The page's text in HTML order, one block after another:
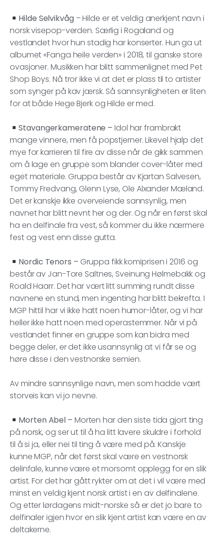
Hilde Selvikvåg– Hilde er et veldig anerkjent navn i
norsk visepop-verden. Særlig i Rogaland og
vestlandet hvor hun stadig har konserter. Hun ga ut
albumet «Fanga heile verden» i 2018, til ganske store
ovasjoner. Musikken har blitt sammenlignet med Pet
Shop Boys. Nå tror ikke vi at det er plass til to artister
som synger på kav jærsk. Så sannsynligheten er liten
for at både Hege Bjerk og Hilde er med.
Stavangerkameratene –Idol har frambrakt
mange vinnere, men få popstjerner. Likevel hjalp det
mye for karrieren til fire av disse når de gikk sammen
om å lage en gruppe som blander cover-låter med
eget materiale. Gruppa består av Kjartan Salvesen,
Tommy Fredvang, Glenn Lyse, Ole Alxander Mæland.
Det er kanskje ikke overveiende sannsynlig, men
navnet har blitt nevnt her og der. Og når en først skal
ha en delfinale fra vest, så kommer du ikke nærmere
fest og vest enn disse gutta.
Nordic Tenors – Gruppa fikk komiprisen i 2016 og
består av Jan-Tore Saltnes, Sveinung Hølmebakk og
Roald Haarr. Det har vært litt summing rundt disse
navnene en stund, men ingenting har blitt bekrefta. I
MGP hittil har vi ikke hatt noen humor-låter, og vi har
heller ikke hatt noen med operastemmer. Når vi på
vestlandet finner en gruppe som kan bidra med
begge deler, er det ikke usannsynlig at vi får se og
høre disse i den vestnorske semien.
Av mindre sannsynlige navn, men som hadde vært
storveis kan vi jo nevne.
Morten Abel – Morten har den siste tida gjort ting
på norsk, og ser ut til å ha litt lavere skuldre i forhold
til å si ja, eller nei til ting å være med på. Kanskje
kunne MGP, når det først skal være en vestnorsk
delinfale, kunne være et morsomt opplegg for en slik
artist. For det har gått rykter om at det i vil være med
minst en veldig kjent norsk artist i en av delfinalene.
Og etter lørdagens midt-norske så er det jo bare to
delfinaler igjen hvor en slik kjent artist kan være en av
deltakerne.